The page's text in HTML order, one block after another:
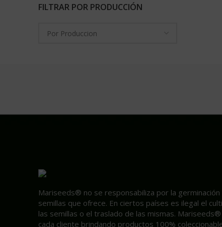
FILTRAR POR PRODUCCIÓN
Mariseeds® no se responsabiliza por la
semillas que ofrece. En ciertos países es ilegal el
las semillas o el traslado de las mismas.
cada cliente brindando productos 100%